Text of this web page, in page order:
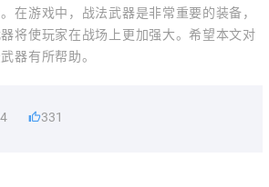
在游戏中，战法武器是非常重要的装备，
将使玩家在战场上更加强大。希望本文对
器有所帮助。
331